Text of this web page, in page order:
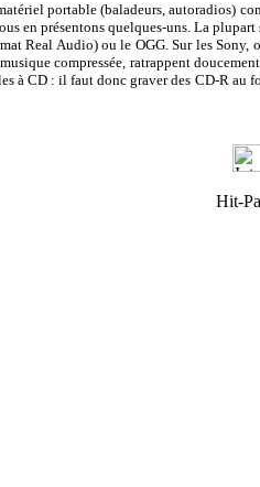
portable (baladeurs, autoradios)
en présentons quelques-uns. La
Real Audio) ou le OGG. Sur les
compressée, ratrappent
à CD : il faut donc graver des CD-R au